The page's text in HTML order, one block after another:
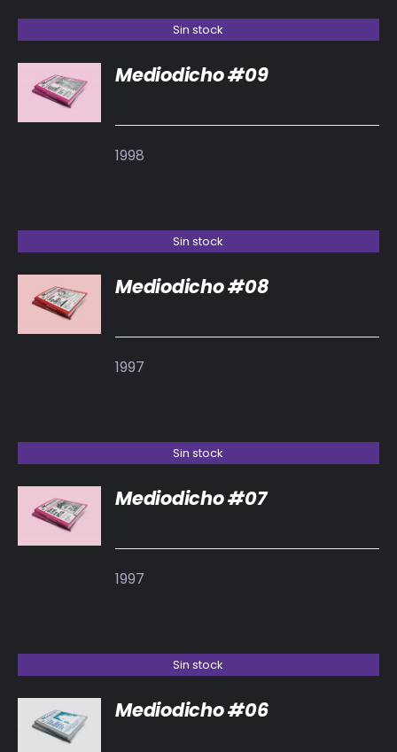
Sin stock
DETALLES
Mediodicho #09
1998
Sin stock
DETALLES
Mediodicho #08
1997
Sin stock
DETALLES
Mediodicho #07
1997
Sin stock
DETALLES
Mediodicho #06